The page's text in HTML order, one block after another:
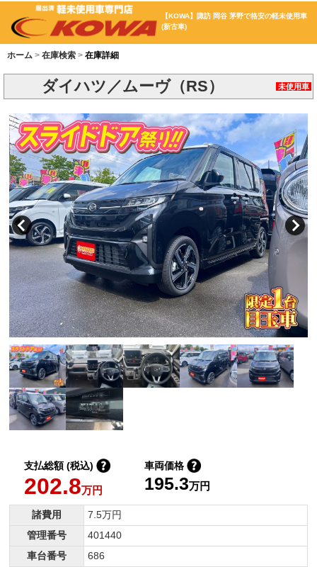
【KOWA】諏訪 岡谷 茅野で格安の軽未使用車
(新古車)
ホーム 在庫検索 在庫詳細
ダイハツ／ムーヴ（RS） 未使用車
支払総額 (税込)
202.8万円
車両価格
195.3万円
諸費用
7.5万円
管理番号
401440
車台番号
686